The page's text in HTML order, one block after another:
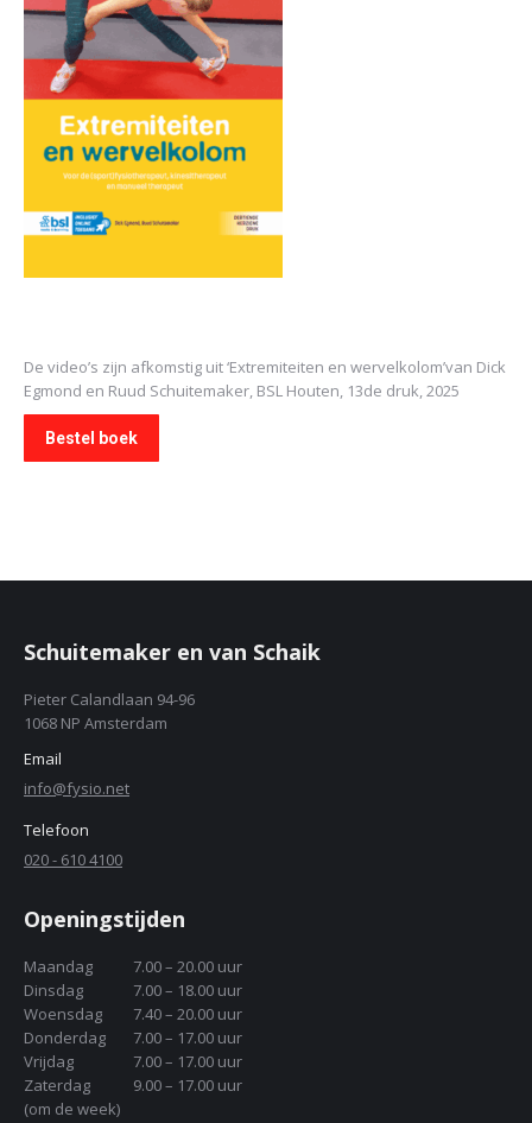
De video’s zijn afkomstig uit‘Extremiteiten en wervelkolom’van Dick
Egmond en Ruud Schuitemaker, BSL Houten, 13de druk, 2025
Bestel boek
Schuitemaker en van Schaik
Pieter Calandlaan 94-96
1068 NP Amsterdam
Email
info@fysio.net
Telefoon
020 - 610 4100
Openingstijden
Maandag
7.00 – 20.00 uur
Dinsdag
7.00 – 18.00 uur
Woensdag
7.40 – 20.00 uur
Donderdag
7.00 – 17.00 uur
Vrijdag
7.00 – 17.00 uur
Zaterdag
9.00 – 17.00 uur
(om de week)